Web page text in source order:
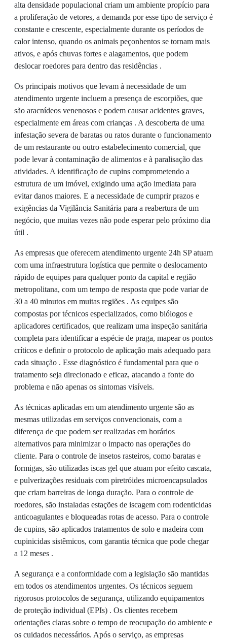
alta densidade populacional criam um ambiente propício para
a proliferação de vetores, a demanda por esse tipo de serviço é
constante e crescente, especialmente durante os períodos de
calor intenso, quando os animais peçonhentos se tornam mais
ativos, e após chuvas fortes e alagamentos, que podem
deslocar roedores para dentro das residências .
Os principais motivos que levam à necessidade de um
atendimento urgente incluem a presença de escorpiões, que
são aracnídeos venenosos e podem causar acidentes graves,
especialmente em áreas com crianças . A descoberta de uma
infestação severa de baratas ou ratos durante o funcionamento
de um restaurante ou outro estabelecimento comercial, que
pode levar à contaminação de alimentos e à paralisação das
atividades. A identificação de cupins comprometendo a
estrutura de um imóvel, exigindo uma ação imediata para
evitar danos maiores. E a necessidade de cumprir prazos e
exigências da Vigilância Sanitária para a reabertura de um
negócio, que muitas vezes não pode esperar pelo próximo dia
útil .
As empresas que oferecem atendimento urgente 24h SP atuam
com uma infraestrutura logística que permite o deslocamento
rápido de equipes para qualquer ponto da capital e região
metropolitana, com um tempo de resposta que pode variar de
30 a 40 minutos em muitas regiões . As equipes são
compostas por técnicos especializados, como biólogos e
aplicadores certificados, que realizam uma inspeção sanitária
completa para identificar a espécie de praga, mapear os pontos
críticos e definir o protocolo de aplicação mais adequado para
cada situação . Esse diagnóstico é fundamental para que o
tratamento seja direcionado e eficaz, atacando a fonte do
problema e não apenas os sintomas visíveis.
As técnicas aplicadas em um atendimento urgente são as
mesmas utilizadas em serviços convencionais, com a
diferença de que podem ser realizadas em horários
alternativos para minimizar o impacto nas operações do
cliente. Para o controle de insetos rasteiros, como baratas e
formigas, são utilizadas iscas gel que atuam por efeito cascata,
e pulverizações residuais com piretróides microencapsulados
que criam barreiras de longa duração. Para o controle de
roedores, são instaladas estações de iscagem com rodenticidas
anticoagulantes e bloqueadas rotas de acesso. Para o controle
de cupins, são aplicados tratamentos de solo e madeira com
cupinicidas sistêmicos, com garantia técnica que pode chegar
a 12 meses .
A segurança e a conformidade com a legislação são mantidas
em todos os atendimentos urgentes. Os técnicos seguem
rigorosos protocolos de segurança, utilizando equipamentos
de proteção individual (EPIs) . Os clientes recebem
orientações claras sobre o tempo de reocupação do ambiente e
os cuidados necessários. Após o serviço, as empresas